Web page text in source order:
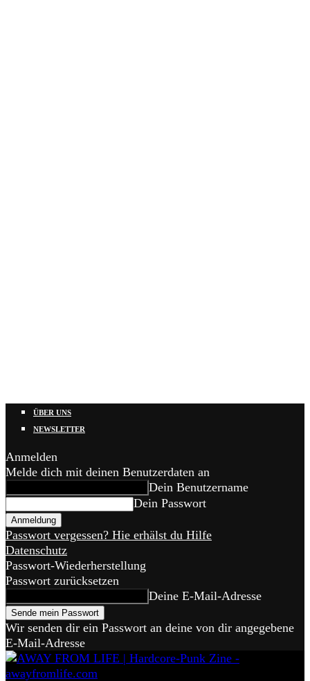
ÜBER UNS
NEWSLETTER
Anmelden
Melde dich mit deinen Benutzerdaten an
Dein Benutzername
Dein Passwort
Passwort vergessen? Hie erhälst du Hilfe
Datenschutz
Passwort-Wiederherstellung
Passwort zurücksetzen
Deine E-Mail-Adresse
Wir senden dir ein Passwort an deine von dir angegebene
E-Mail-Adresse